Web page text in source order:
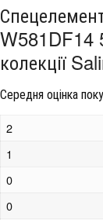
W581DF14
колекції
Середня оцінка
2
1
0
0